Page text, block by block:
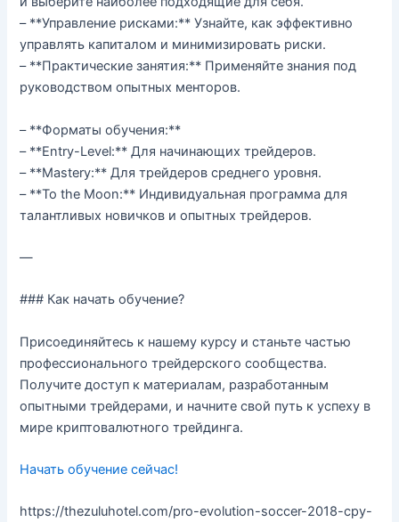
– **Управление рисками:** Узнайте, как эффективно
управлять капиталом и минимизировать риски.
– **Практические занятия:** Применяйте знания под
руководством опытных менторов.
– **Форматы обучения:**
– **Entry-Level:** Для начинающих трейдеров.
– **Mastery:** Для трейдеров среднего уровня.
– **To the Moon:** Индивидуальная программа для
талантливых новичков и опытных трейдеров.
—
### Как начать обучение?
Присоединяйтесь к нашему курсу и станьте частью
профессионального трейдерского сообщества.
Получите доступ к материалам, разработанным
опытными трейдерами, и начните свой путь к успеху в
мире криптовалютного трейдинга.
Начать обучение сейчас!
https://thezuluhotel.com/pro-evolution-soccer-2018-cpy-